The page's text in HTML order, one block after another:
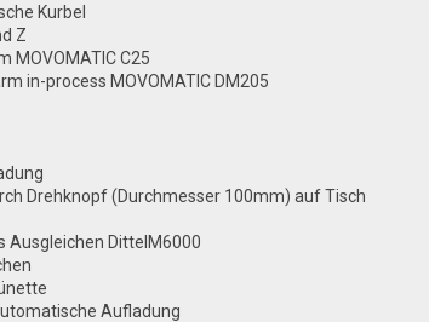
Kurbel
Z
MOVOMATIC C25
in-process MOVOMATIC DM205
Drehknopf (Durchmesser 100mm) auf Tisch
Ausgleichen DittelM6000
Aufladung